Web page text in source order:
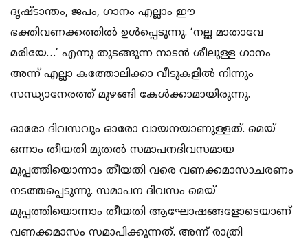
ദൃഷ്ടാന്തം, ജപം, ഗാനം എല്ലാം ഈ
ഭക്തിവണക്കത്തില്‍ ഉള്‍പ്പെടുന്നു. ‘നല്ല മാതാവേ
മരിയേ…’ എന്നു തുടങ്ങുന്ന നാടന്‍ ശീലുള്ള ഗാനം
അന്ന് എല്ലാ കത്തോലിക്കാ വീടുകളില്‍ നിന്നും
സന്ധ്യാനേരത്ത് മുഴങ്ങി കേള്‍ക്കാമായിരുന്നു.
ഓരോ ദിവസവും ഓരോ വായനയാണുള്ളത്. മെയ്
ഒന്നാം തീയതി മുതല്‍ സമാപനദിവസമായ
മുപ്പത്തിയൊന്നാം തീയതി വരെ വണക്കമാസാചരണം
നടത്തപ്പെടുന്നു. സമാപന ദിവസം മെയ്
മുപ്പത്തിയൊന്നാം തീയതി ആഘോഷങ്ങളോടെയാണ്
വണക്കമാസം സമാപിക്കുന്നത്. അന്ന് രാത്രി